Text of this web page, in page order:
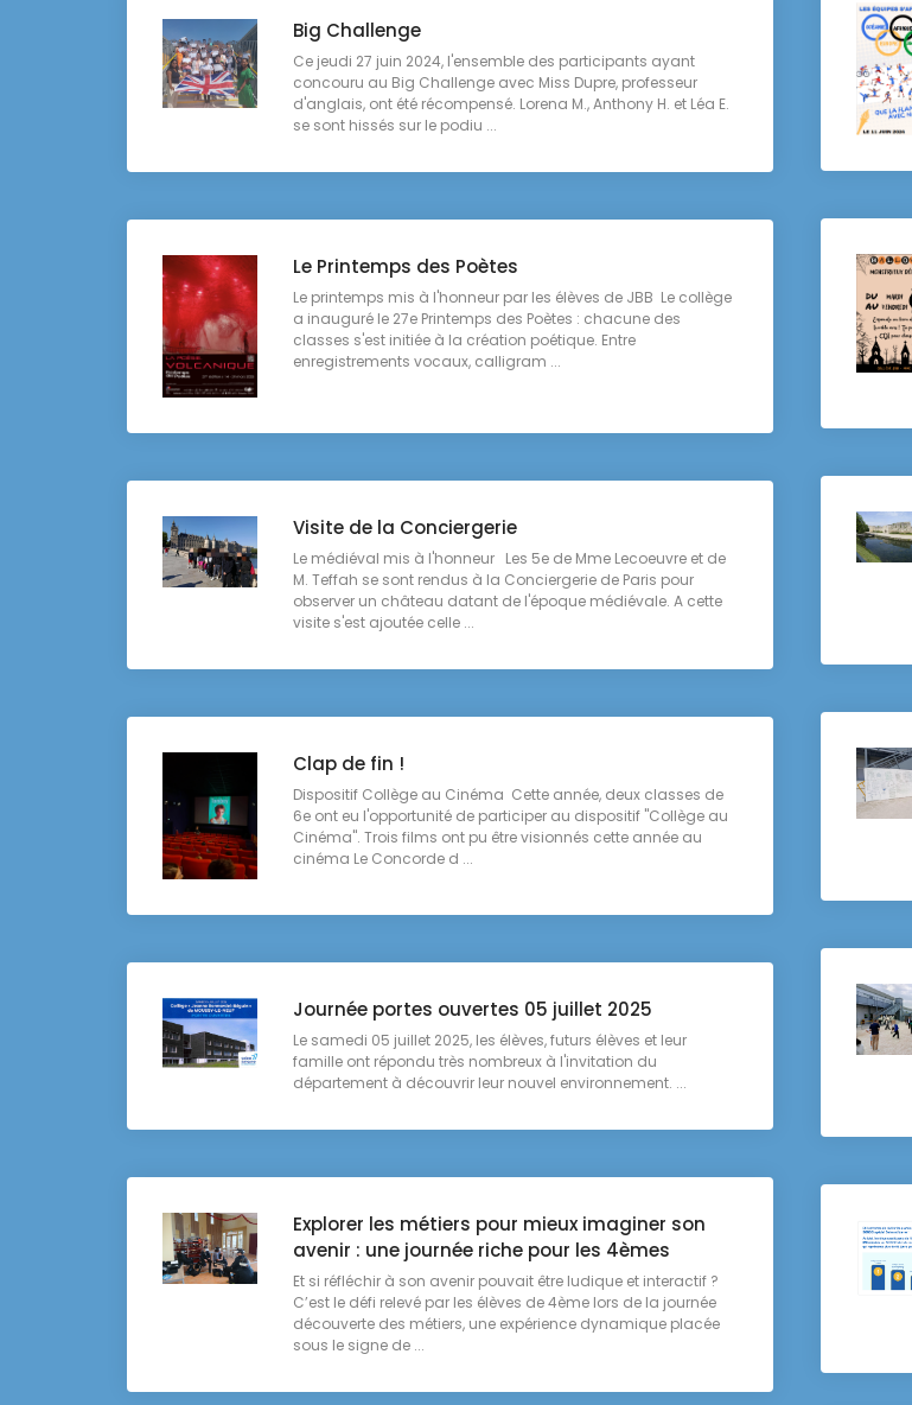
Big Challenge
Ce jeudi 27 juin 2024, l'ensemble des participants ayant
concouru au Big Challenge avec Miss Dupre, professeur
d'anglais, ont été récompensé. Lorena M., Anthony H. et Léa E.
se sont hissés sur le podiu ...
Le Printemps des Poètes
Le printemps mis à l'honneur par les élèves de JBB Le collège
a inauguré le 27e Printemps des Poètes : chacune des
classes s'est initiée à la création poétique. Entre
enregistrements vocaux, calligram ...
Visite de la Conciergerie
Le médiéval mis à l'honneur Les 5e de Mme Lecoeuvre et de
M. Teffah se sont rendus à la Conciergerie de Paris pour
observer un château datant de l'époque médiévale. A cette
visite s'est ajoutée celle ...
Clap de fin !
Dispositif Collège au Cinéma Cette année, deux classes de
6e ont eu l'opportunité de participer au dispositif "Collège au
Cinéma". Trois films ont pu être visionnés cette année au
cinéma Le Concorde d ...
Journée portes ouvertes 05 juillet 2025
Le samedi 05 juillet 2025, les élèves, futurs élèves et leur
famille ont répondu très nombreux à l'invitation du
département à découvrir leur nouvel environnement. ...
Explorer les métiers pour mieux imaginer son
avenir : une journée riche pour les 4èmes
Et si réfléchir à son avenir pouvait être ludique et interactif ?
C’est le défi relevé par les élèves de 4ème lors de la journée
découverte des métiers, une expérience dynamique placée
sous le signe de ...